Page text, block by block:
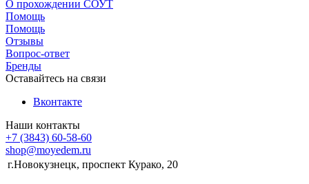
О прохождении СОУТ
Помощь
Помощь
Отзывы
Вопрос-ответ
Бренды
Оставайтесь на связи
Вконтакте
Наши контакты
+7 (3843) 60-58-60
shop@moyedem.ru
г.Новокузнецк, проспект Курако, 20